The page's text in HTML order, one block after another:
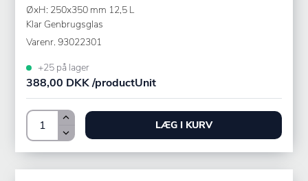
ØxH: 250x350 mm 12,5 L
Klar Genbrugsglas
Varenr. 93022301
+25 på lager
388,00 DKK /productUnit
LÆG I KURV